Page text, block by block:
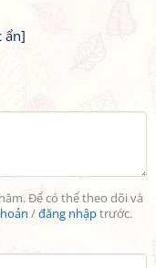
Để có thể theo dõi và
/đăng nhậptrước.
ẩn]